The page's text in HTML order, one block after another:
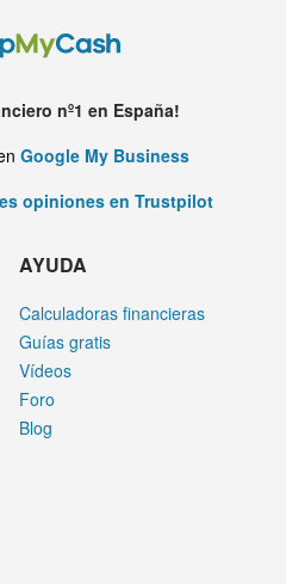
nº1 en España!
Google My Business
opiniones en Trustpilot
AYUDA
Calculadoras financieras
Guías gratis
Vídeos
Foro
Blog